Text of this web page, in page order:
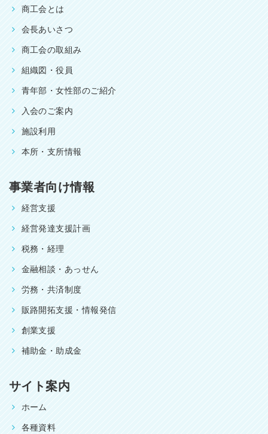
商工会とは
会長あいさつ
商工会の取組み
組織図・役員
青年部・女性部のご紹介
入会のご案内
施設利用
本所・支所情報
事業者向け情報
経営支援
経営発達支援計画
税務・経理
金融相談・あっせん
労務・共済制度
販路開拓支援・情報発信
創業支援
補助金・助成金
サイト案内
ホーム
各種資料